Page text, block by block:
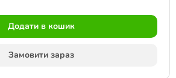
Додати в кошик
Замовити зараз